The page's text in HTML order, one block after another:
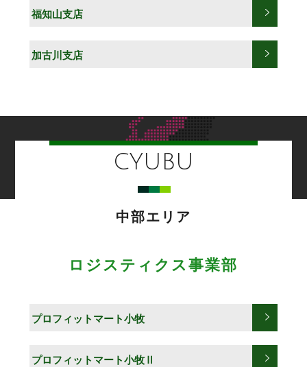
福知山支店
加古川支店
CYUBU
中部エリア
ロジスティクス事業部
プロフィットマート小牧
プロフィットマート小牧Ⅱ